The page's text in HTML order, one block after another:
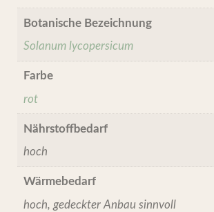
Botanische Bezeichnung
Solanum lycopersicum
Farbe
rot
Nährstoffbedarf
hoch
Wärmebedarf
hoch, gedeckter Anbau sinnvoll